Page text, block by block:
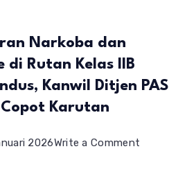
Narkoba dan
di Rutan Kelas IIB
Kanwil Ditjen PAS
Karutan
2026Write a Comment